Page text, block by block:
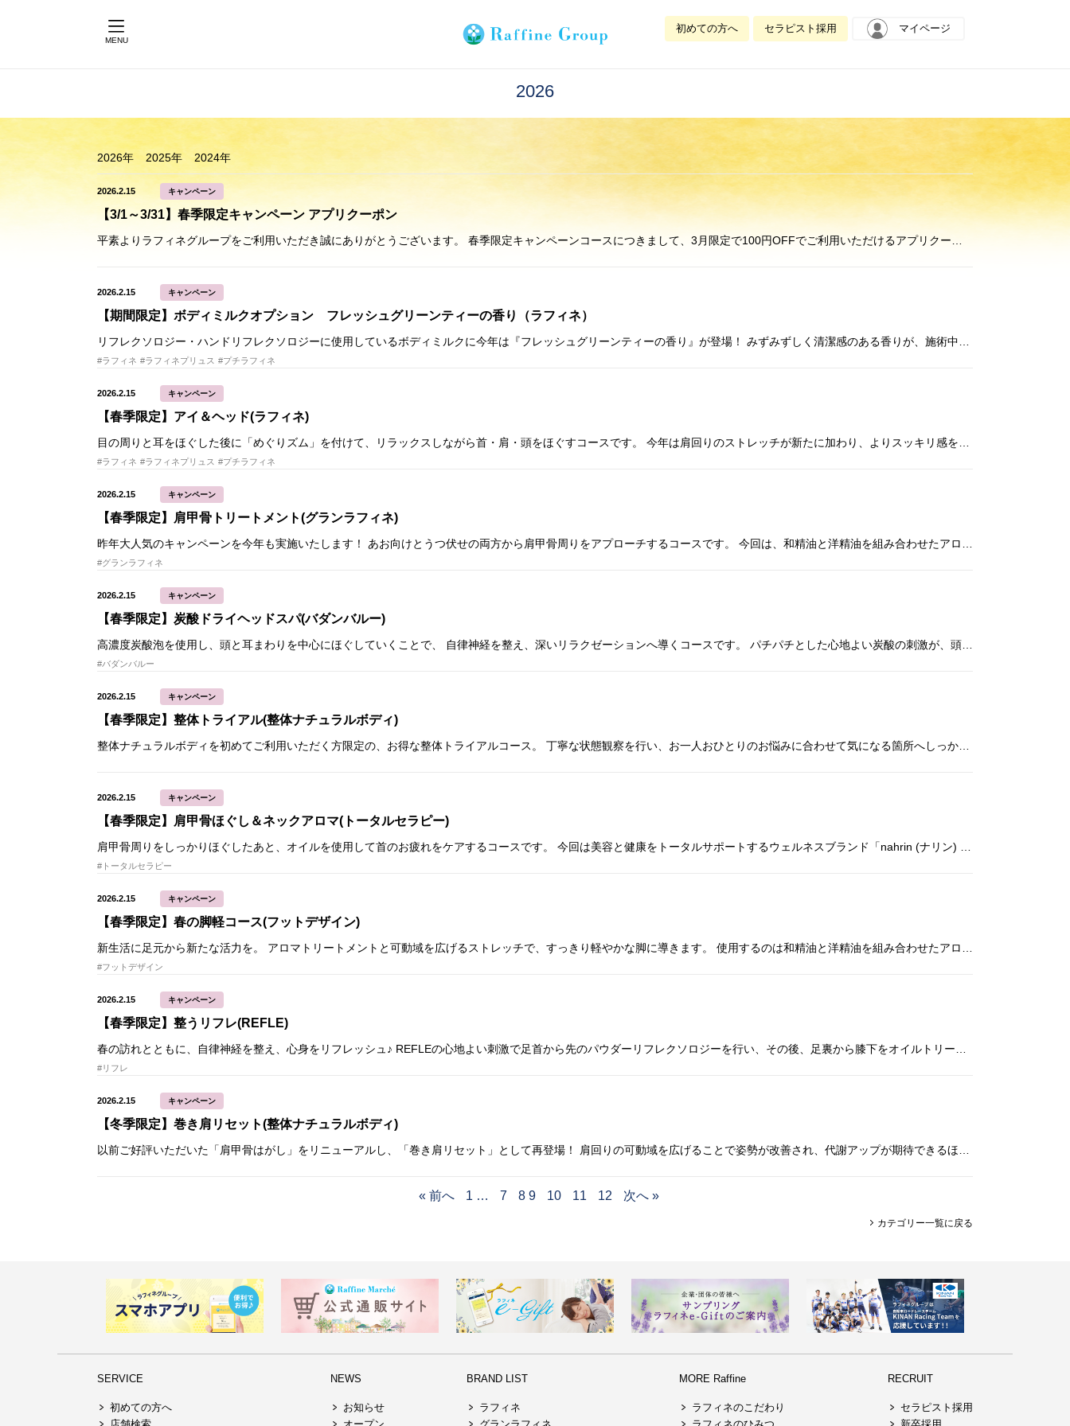
MENU
初めての方へ セラピスト採用 マイページ
2026
2026年 2025年 2024年
2026.2.15 キャンペーン
【3/1～3/31】春季限定キャンペーン アプリクーポン
2026.2.15 キャンペーン
【期間限定】ボディミルクオプション フレッシュグリーンティーの香り（ラフィネ）
#ラフィネ #ラフィネプリュス #プチラフィネ
2026.2.15 キャンペーン
【春季限定】アイ＆ヘッド(ラフィネ)
#ラフィネ #ラフィネプリュス #プチラフィネ
2026.2.15 キャンペーン
【春季限定】肩甲骨トリートメント(グランラフィネ)
#グランラフィネ
2026.2.15 キャンペーン
【春季限定】炭酸ドライヘッドスパ(バダンバルー)
#バダンバルー
2026.2.15 キャンペーン
【春季限定】整体トライアル(整体ナチュラルボディ)
2026.2.15 キャンペーン
【春季限定】肩甲骨ほぐし＆ネックアロマ(トータルセラピー)
#トータルセラピー
2026.2.15 キャンペーン
【春季限定】春の脚軽コース(フットデザイン)
#フットデザイン
2026.2.15 キャンペーン
【春季限定】整うリフレ(REFLE)
#リフレ
2026.2.15 キャンペーン
【冬季限定】巻き肩リセット(整体ナチュラルボディ)
« 前へ 1 … 7 8 9 10 11 12 次へ »
カテゴリー一覧に戻る
SERVICE
初めての方へ
NEWS
お知らせ
BRAND LIST
ラフィネ
MORE Raffine
ラフィネのこだわり
RECRUIT
セラピスト採用